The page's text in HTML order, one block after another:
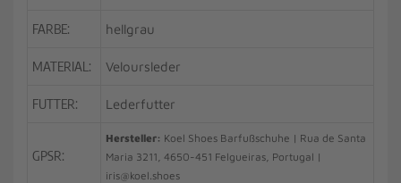
FARBE: hellgrau
MATERIAL: Veloursleder
FUTTER: Lederfutter
GPSR:
Hersteller: Koel Shoes Barfußschuhe | Rua de Santa
Maria 3211, 4650-451 Felgueiras, Portugal |
iris@koel.shoes